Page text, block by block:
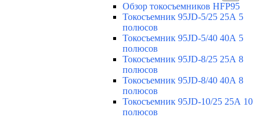
Обзор токосъемников HFP95
Токосъемник 95JD-5/25 25А 5
полюсов
Токосъемник 95JD-5/40 40А 5
полюсов
Токосъемник 95JD-8/25 25А 8
полюсов
Токосъемник 95JD-8/40 40А 8
полюсов
Токосъемник 95JD-10/25 25А 10
полюсов